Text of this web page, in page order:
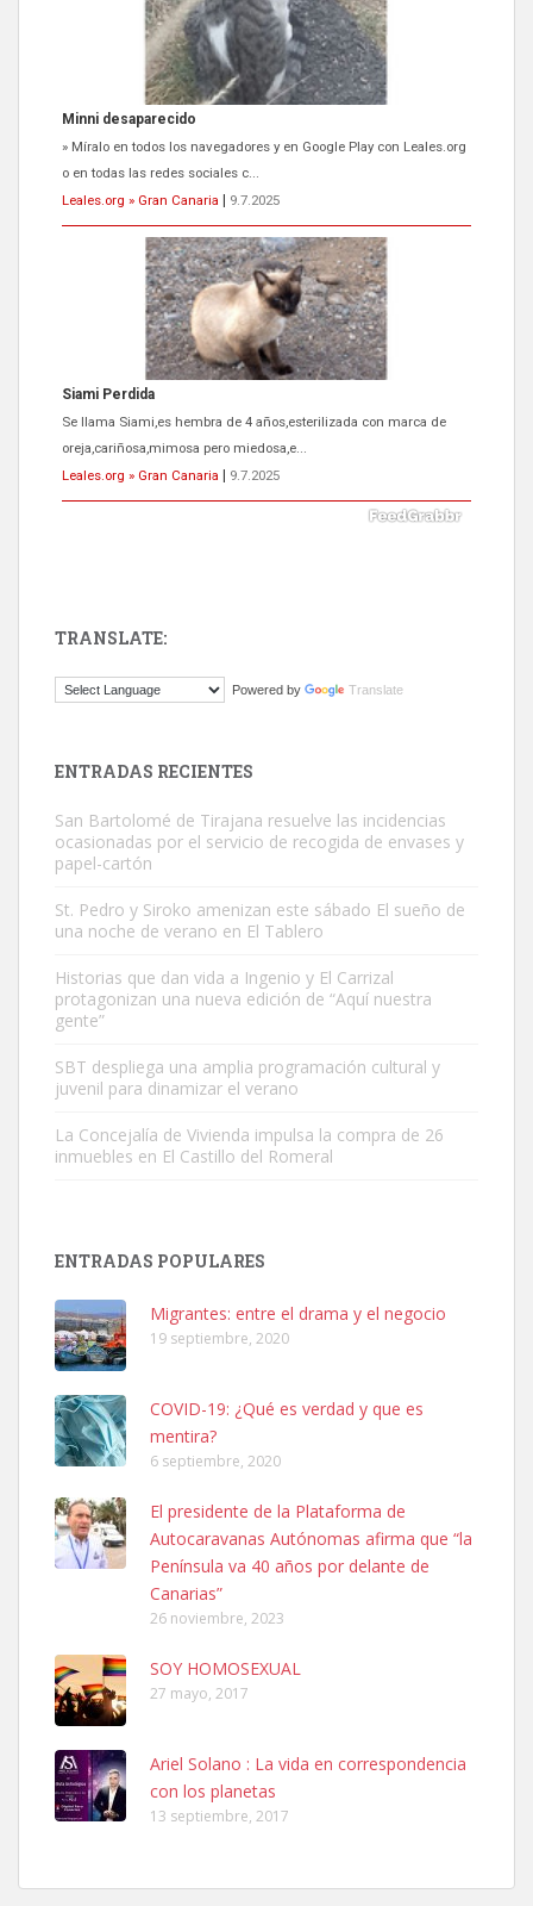
Minni desaparecido
» Míralo en todos los navegadores y en Google Play con Leales.org
o en todas las redes sociales c...
Leales.org » Gran Canaria
9.7.2025
Siami Perdida
Se llama Siami,es hembra de 4 años,esterilizada con marca de
oreja,cariñosa,mimosa pero miedosa,e...
Leales.org » Gran Canaria
9.7.2025
El ayuntamiento se va a llevar a Los Gatos callejeros de la zona los
Este gato macho ha aparecido en la calle hace menos de un mes,
es muy manso y extremadamente cari...
Leales.org » Gran Canaria
Leales.org » Gran Canaria
SHIBA PERDIDO AVDA JOSE MESA Y LOPEZ
PERRO MACHO RAZA SHIBA CON MICROCHIP PERDIDO HOY
06/07/2025 ZONA MESA Y LOPEZ. ES MUY ASUSTADIZO
Leales.org » Gran Canaria
6.7.2025
Ninfa perdida
El día 5 se los perdió una ninfa papillera, asustada tiene miedo a la
calle, se perdió por la zon...
TRANSLATE:
Powered by Translate
ENTRADAS RECIENTES
San Bartolomé de Tirajana resuelve las incidencias
ocasionadas por el servicio de recogida de envases y
papel-cartón
St. Pedro y Siroko amenizan este sábado El sueño de
una noche de verano en El Tablero
Historias que dan vida a Ingenio y El Carrizal
protagonizan una nueva edición de “Aquí nuestra
gente”
SBT despliega una amplia programación cultural y
juvenil para dinamizar el verano
La Concejalía de Vivienda impulsa la compra de 26
inmuebles en El Castillo del Romeral
ENTRADAS POPULARES
Migrantes: entre el drama y el negocio
19 septiembre, 2020
COVID-19: ¿Qué es verdad y que es
mentira?
6 septiembre, 2020
El presidente de la Plataforma de
Autocaravanas Autónomas afirma que “la
Península va 40 años por delante de
Canarias”
26 noviembre, 2023
SOY HOMOSEXUAL
27 mayo, 2017
Ariel Solano : La vida en correspondencia
con los planetas
13 septiembre, 2017